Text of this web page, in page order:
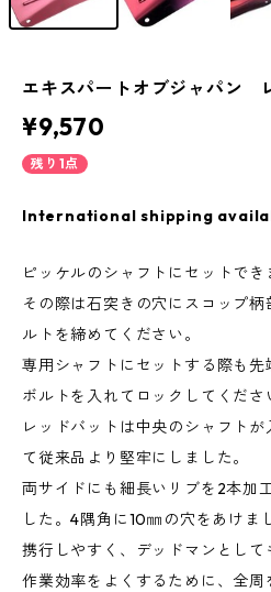
エキスパートオブジャパン
¥9,570
残り1点
International shipping
ピッケルのシャフトにセットでき
その際は石突きの穴にスコップ
ルトを締めてください。
専用シャフトにセットする際も
ボルトを入れてロックしてくださ
レッドバットは中央のシャフト
て従来品より堅牢にしました。
両サイドにも細長いリブを2本加
した。4隅角に10㎜の穴をあけま
携行しやすく、デッドマンとして
作業効率をよくするために、全周